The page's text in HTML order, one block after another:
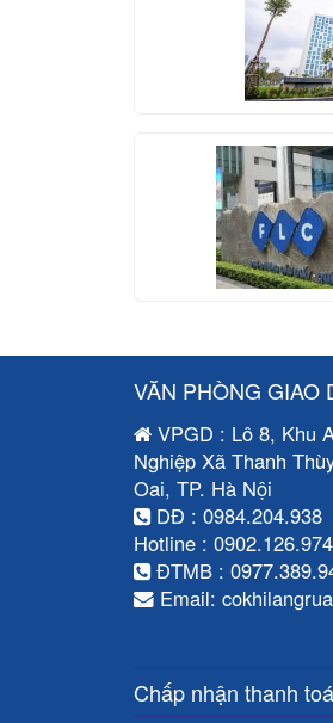
VĂN PHÒNG GIAO
VPGD : Lô 8, Khu
Nghiệp Xã Thanh
Oai, TP. Hà Nội
DĐ : 0984.204.938
Hotline :
ĐTMB :
Email:
Chấp nhận thanh